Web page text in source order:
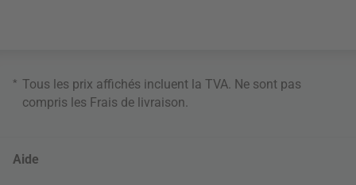
* Tous les prix affichés incluent la TVA. Ne sont pas
compris les Frais de livraison
Aide